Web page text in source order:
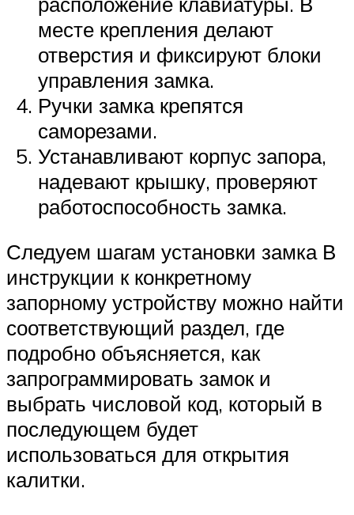
месте крепления делают
отверстия и фиксируют блоки
управления замка.
Ручки замка крепятся
саморезами.
Устанавливают корпус запора,
надевают крышку, проверяют
работоспособность замка.
Следуем шагам установки замка В
инструкции к конкретному
запорному устройству можно найти
соответствующий раздел, где
подробно объясняется, как
запрограммировать замок и
выбрать числовой код, который в
последующем будет
использоваться для открытия
калитки.